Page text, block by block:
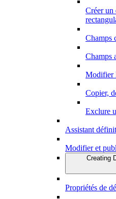
Créer un
Champs
Champs
Modifier
Copier,
Exclure
Assistant
Modifier et
Creating
Propriétés de